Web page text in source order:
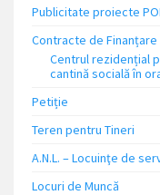
Publicitate proiecte
Contracte de Finanțare
Centrul rezidențial
cantină socială în
Petiție
Teren pentru Tineri
A.N.L. – Locuinţe de
Locuri de Muncă